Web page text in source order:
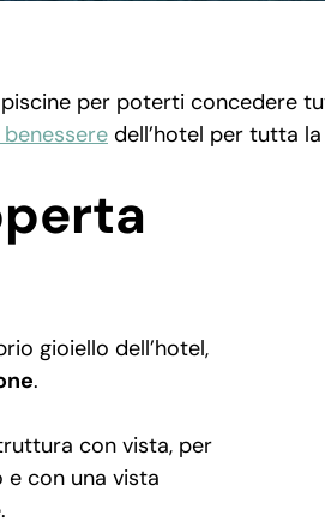
per poterti concedere
benessere dell’hotel per tutta
gioiello dell’hotel,
.
con vista, per
con una vista